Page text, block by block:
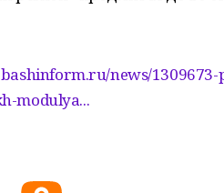
news/
modulya...